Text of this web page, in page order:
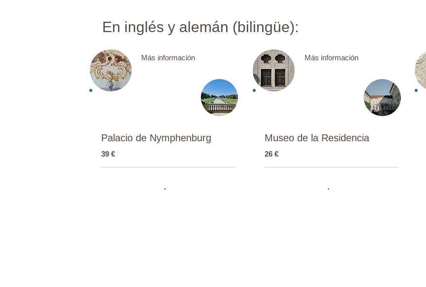
En inglés y alemán (bilingüe):​​
Palacio de Nymphenburg
39 €
Más información
Museo de la Residencia
26 €
Más información